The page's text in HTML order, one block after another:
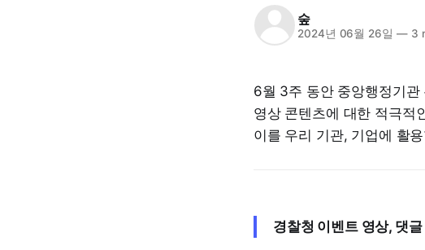
숲
2024년 06월 26일 —3
6월 3주 동안 중앙행정기
영상 콘텐츠에 대한 적극적
이를 우리 기관, 기업에 활
경찰청 이벤트 영상, 댓글